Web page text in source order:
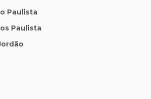
Paulista
Paulista